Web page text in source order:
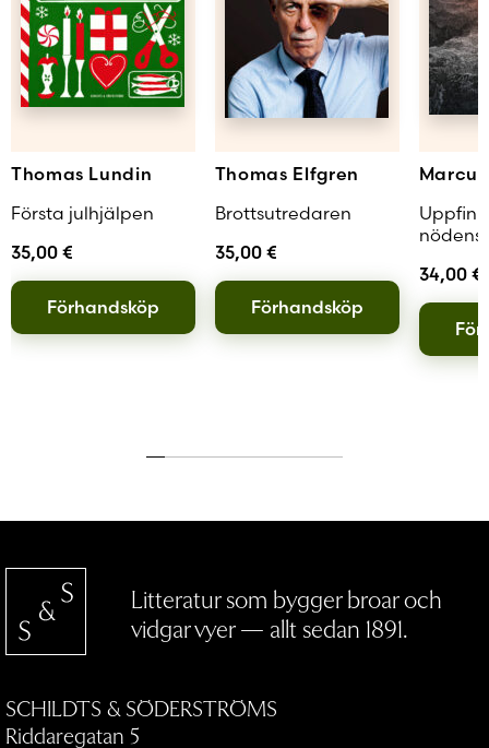
Thomas Lundin
Första julhjälpen
35,00 €
Förhandsköp
Thomas Elfgren
Brottsutredaren
35,00 €
Förhandsköp
nödens
34,00 €
Litteratur som bygger broar och
vidgar vyer — allt sedan 1891.
SCHILDTS & SÖDERSTRÖMS
Riddaregatan 5